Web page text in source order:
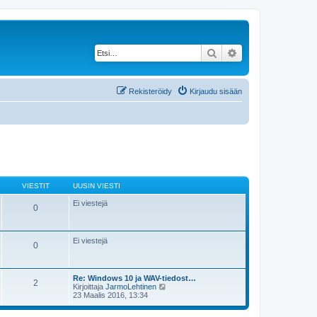
Etsi
Kirjaudu sisään
Rekisteröidy
VIESTIT UUSIN VIESTI
0 Ei viestejä
0 Ei viestejä
2
Re: Windows 10 ja WAV-tiedost…
Kirjoittaja JarmoLehtinen
t
23 Maalis 2016, 13:34